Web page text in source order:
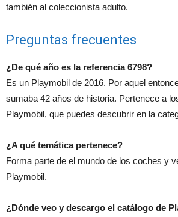
también al coleccionista adulto.
Preguntas frecuentes
¿De qué año es la referencia 6798?
Es un Playmobil de 2016. Por aquel
sumaba 42 años de historia. Pertenece a
Playmobil, que puedes descubrir en la
¿A qué temática pertenece?
Forma parte de el mundo de los coches y
Playmobil.
¿Dónde veo y descargo el catálogo de